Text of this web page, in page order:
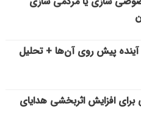
پیش روی آن‌ها + تحلیل
برای افزایش اثربخشی هدایای